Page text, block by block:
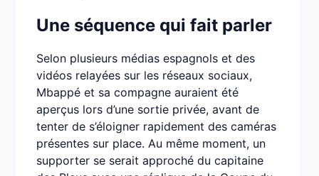
Une séquence qui fait parler
Selon plusieurs médias espagnols et des
vidéos relayées sur les réseaux sociaux,
Mbappé et sa compagne auraient été
aperçus lors d’une sortie privée, avant de
tenter de s’éloigner rapidement des caméras
présentes sur place. Au même moment, un
supporter se serait approché du capitaine